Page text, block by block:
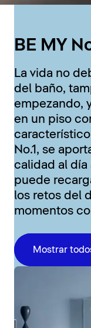
BE MY
La vida no
del baño,
empezando,
en un piso
No.1, se
calidad al día
puede
los retos del
momentos
Mostrar